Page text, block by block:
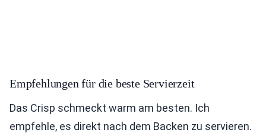
Empfehlungen für die beste Servierzeit
Das Crisp schmeckt warm am besten. Ich
empfehle, es direkt nach dem Backen zu servieren.